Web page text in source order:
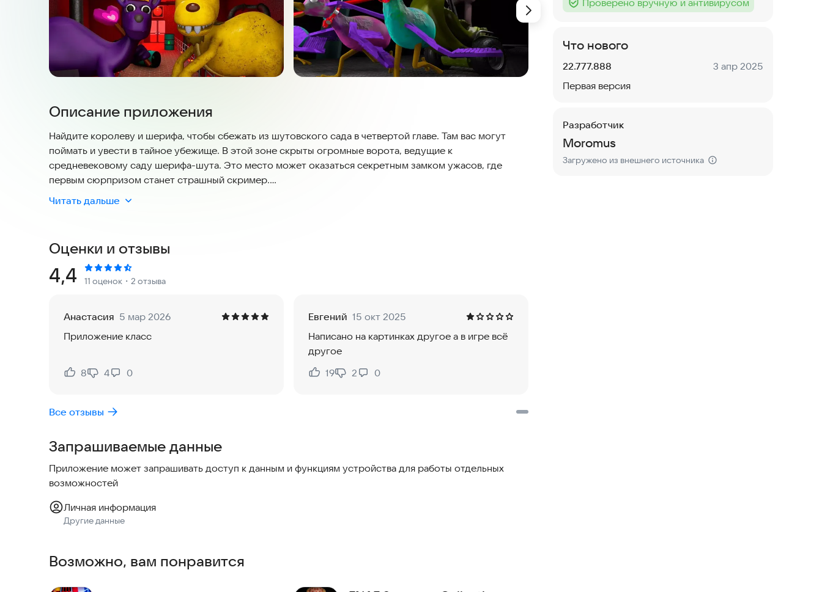
Описание приложения
Найдите королеву и шерифа, чтобы сбежать из шутовского сада в четвертой главе. Там вас могут
поймать и увести в тайное убежище. В этой зоне скрыты огромные ворота, ведущие к
средневековому саду шерифа-шута. Это место может оказаться секретным замком ужасов, где
первым сюрпризом станет страшный скример.
Вы не поверите, насколько велико это подземелье: с каждым шагом оно становится просторнее.
умысел. Шериф и королева Гартен расскажут о лаборатории, что поможет понять, из чего состоят
все монстры.
Читать дальше
Оценки и отзывы
Рейтинг:
4,4 11 оценок ・2 отзыва
Анастасия 5 мар 2026
Приложение класс
Нравится:
8
Не нравится:
4 0
Евгений 15 окт 2025
Написано на картинках другое а в игре всё
другое
Нравится:
19
Не нравится:
2 0
Все отзывы
Запрашиваемые данные
Приложение может запрашивать доступ к данным и функциям устройства для работы отдельных
возможностей
Личная информация
Другие данные
Возможно, вам понравится
Тег :
Проверено вручную и антивирусом
Что нового
Версия:
22.777.888 Дата:
3 апр 2025
Первая версия
Разработчик
Moromus
Загружено из внешнего источника